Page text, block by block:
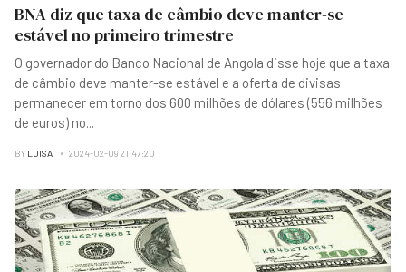
BNA diz que taxa de câmbio deve manter-se
estável no primeiro trimestre
O governador do Banco Nacional de Angola disse hoje que a taxa
de câmbio deve manter-se estável e a oferta de divisas
permanecer em torno dos 600 milhões de dólares (556 milhões
de euros) no...
BY LUISA 2024-02-09 21:47:20